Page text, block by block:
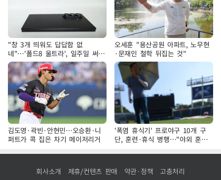
"창 3개 띄워도 답답함 없
네"…'폴드8 울트라', 일주일 써보
니
오세훈 "용산공원 아파트, 노무현
·문재인 철학 뒤집는 것"
김도영·곽빈·안현민…오승환·니
퍼트가 콕 집은 차기 메이저리거
'폭염 휴식기' 프로야구 10개 구
단, 훈련·휴식 병행…"야외 훈련
해도 안전 최우선"
회사소개 제휴/컨텐츠 판매 약관·정책 고충처리